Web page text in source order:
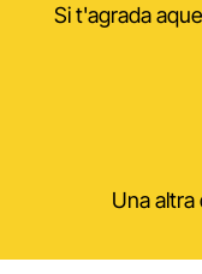
Si t'agrada
Una